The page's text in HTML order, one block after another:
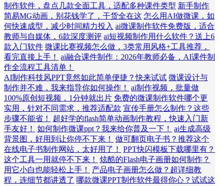
制作软件，盘点几款全面工具，适配多种课件类型 新手制作
简易MG动画，别花钱学了，干货全在这 怎么用AI做微课，如
何快速成型，减少时间精力投入 ai微课制作软件免费版，适合
教师与自媒体，6款深度测评 ai短视频制作用什么软件？送上6
款入门软件 微课比赛视频怎么做，3类常用风格+工具推荐，
看完直接上手！
ai融合课件制作：2026年教师必备，AI课件制
作全流程工具清单！
AI制作科技风PPT竟然如此简单便捷？快来试试 微课设计与
制作并不难，我来指导你如何操作！
ai制作视频，批量做
100%原创短视频，1分钟就出片 免费的微课制作软件哪个更
实用，针对不同需求，推荐适配款 宣传手册怎么制作？这些
步骤不能省！
超好学的flash简单动画制作教程，快速入门新
手友好！
如何制作微课ppt？我来给你普及一下！
ai生成高级
背景图，好用到让你停不下来！
做可翻页电子书？推荐这个
在线电子书制作网站，太好用了！
PPT快闪模板下载哪里有？
这个工具一用就停不下来！
炫酷的Flash电子画册如何制作？
用它小白也能轻松上手！
产品电子画册怎么做？超详细教
程，连细节都讲透了 哪款微课PPT制作软件最得你心？试试这